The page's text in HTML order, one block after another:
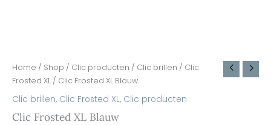
Home / Shop / Clic producten / Clic brillen / Clic
Frosted XL / Clic Frosted XL Blauw
Clic brillen, Clic Frosted XL, Clic producten
Clic Frosted XL Blauw